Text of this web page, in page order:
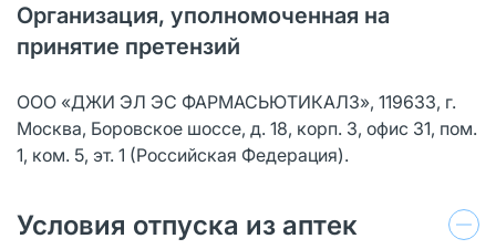
Организация, уполномоченная на
принятие претензий
ООО «ДЖИ ЭЛ ЭС ФАРМАСЬЮТИКАЛЗ», 119633, г.
Москва, Боровское шоссе, д. 18, корп. 3, офис 31, пом.
1, ком. 5, эт. 1 (Российская Федерация).
Условия отпуска из аптек